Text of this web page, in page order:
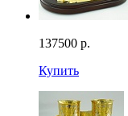
137500 р.
Купить